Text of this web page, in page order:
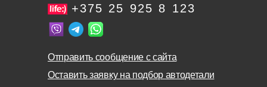
+375 25 925 8 123
Отправить сообщение с сайта
Оставить заявку на подбор автодетали